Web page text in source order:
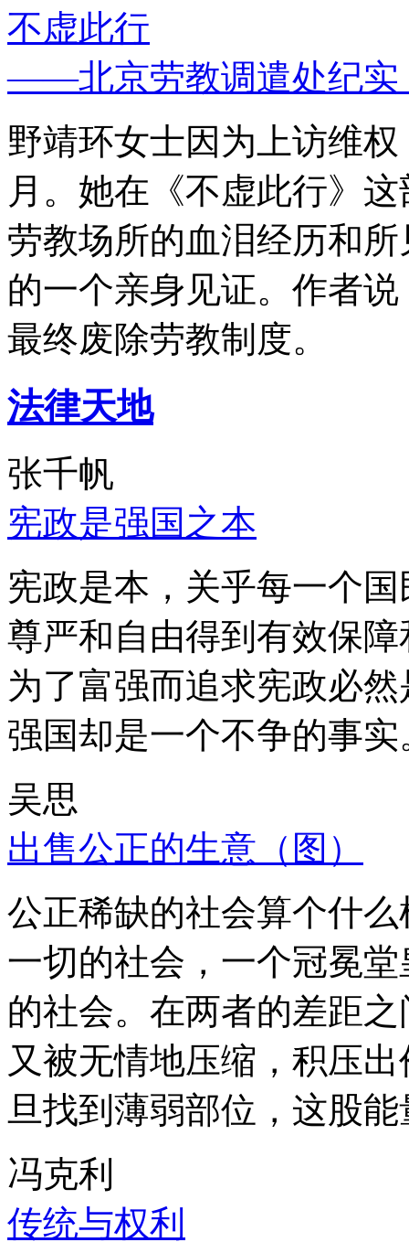
不虚此行
——北京劳教调遣处纪实
野靖环女士因为上访维
月。她在《不虚此行》
劳教场所的血泪经历和
的一个亲身见证。作者
最终废除劳教制度。
法律天地
张千帆
宪政是强国之本
宪政是本，关乎每一个
尊严和自由得到有效保
为了富强而追求宪政必
强国却是一个不争的事实
吴思
出售公正的生意（图）
公正稀缺的社会算个什
一切的社会，一个冠冕
的社会。在两者的差距
又被无情地压缩，积压
旦找到薄弱部位，这股
冯克利
传统与权利